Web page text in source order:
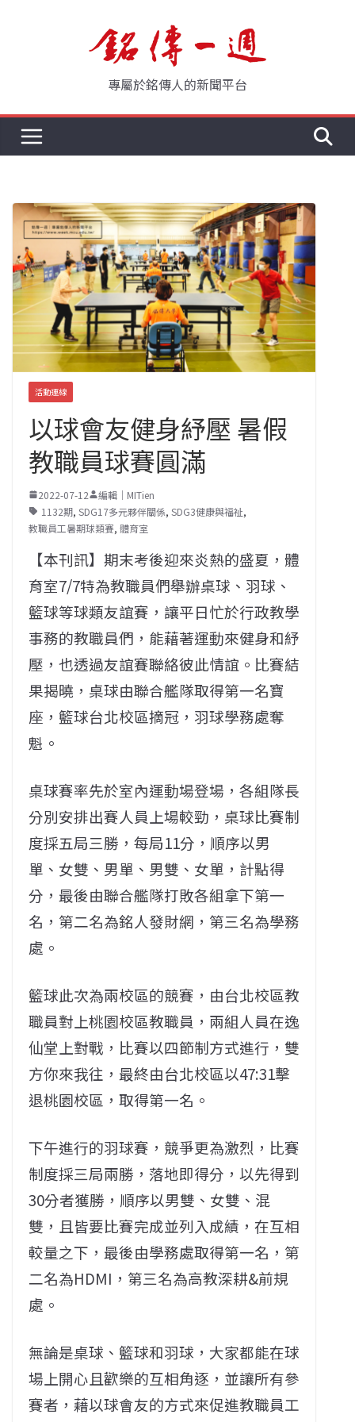
專屬於銘傳人的新聞平台
活動連線
以球會友健身紓壓 暑假
教職員球賽圓滿
2022-07-12
編輯｜MITien
1132期, SDG17多元夥伴關係, SDG3健康與福祉,
教職員工暑期球類賽, 體育室
【本刊訊】期末考後迎來炎熱的盛夏，體
育室7/7特為教職員們舉辦桌球、羽球、
籃球等球類友誼賽，讓平日忙於行政教學
事務的教職員們，能藉著運動來健身和紓
壓，也透過友誼賽聯絡彼此情誼。比賽結
果揭曉，桌球由聯合艦隊取得第一名寶
座，籃球台北校區摘冠，羽球學務處奪
魁。
桌球賽率先於室內運動場登場，各組隊長
分別安排出賽人員上場較勁，桌球比賽制
度採五局三勝，每局11分，順序以男
單、女雙、男單、男雙、女單，計點得
分，最後由聯合艦隊打敗各組拿下第一
名，第二名為銘人發財網，第三名為學務
處。
籃球此次為兩校區的競賽，由台北校區教
職員對上桃園校區教職員，兩組人員在逸
仙堂上對戰，比賽以四節制方式進行，雙
方你來我往，最終由台北校區以47:31擊
退桃園校區，取得第一名。
下午進行的羽球賽，競爭更為激烈，比賽
制度採三局兩勝，落地即得分，以先得到
30分者獲勝，順序以男雙、女雙、混
雙，且皆要比賽完成並列入成績，在互相
較量之下，最後由學務處取得第一名，第
二名為HDMI，第三名為高教深耕&前規
處。
無論是桌球、籃球和羽球，大家都能在球
場上開心且歡樂的互相角逐，並讓所有參
賽者，藉以球會友的方式來促進教職員工